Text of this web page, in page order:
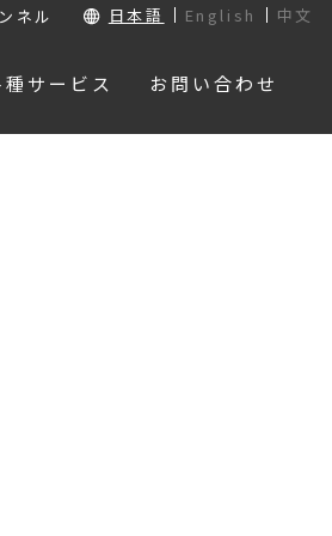
ネル 日本語 English 中文
種サービス お問い合わせ